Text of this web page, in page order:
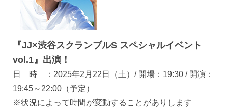
『JJ×渋谷スクランブルS スペシャルイベント
vol.1』出演！
日 時 ：2025年2月22日（土）/ 開場：19:30 / 開演：
19:45～22:00（予定）
※状況によって時間が変動することがありします